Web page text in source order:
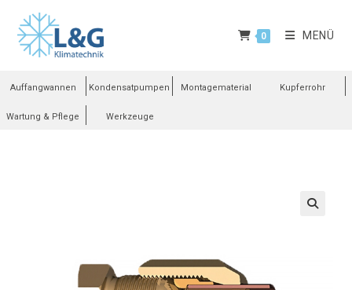
0 MENÜ
Auffangwannen Kondensatpumpen Montagematerial Kupferrohr
Wartung & Pflege Werkzeuge